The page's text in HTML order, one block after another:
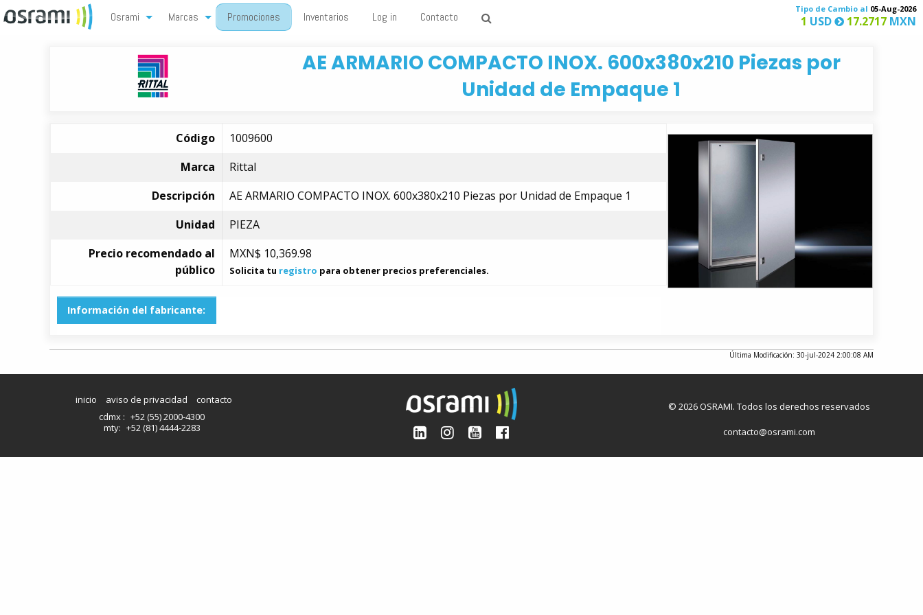
Osrami Marcas Promociones Inventarios Log in Contacto
Tipo de Cambio al 05-Aug-2026
1 USD 17.2717 MXN
AE ARMARIO COMPACTO INOX. 600x380x210 Piezas por
Unidad de Empaque 1
Código
1009600
Marca
Rittal
Descripción
AE ARMARIO COMPACTO INOX. 600x380x210 Piezas por Unidad de Empaque 1
Unidad
PIEZA
Precio recomendado al
público
MXN$ 10,369.98
Solicita tu registro para obtener precios preferenciales.
Información del fabricante:
Última Modificación: 30-jul-2024 2:00:08 AM
inicio aviso de privacidad
contacto
cdmx : +52 (55) 2000-4300
mty: +52 (81) 4444-2283
© 2026 OSRAMI. Todos los derechos reservados
contacto@osrami.com